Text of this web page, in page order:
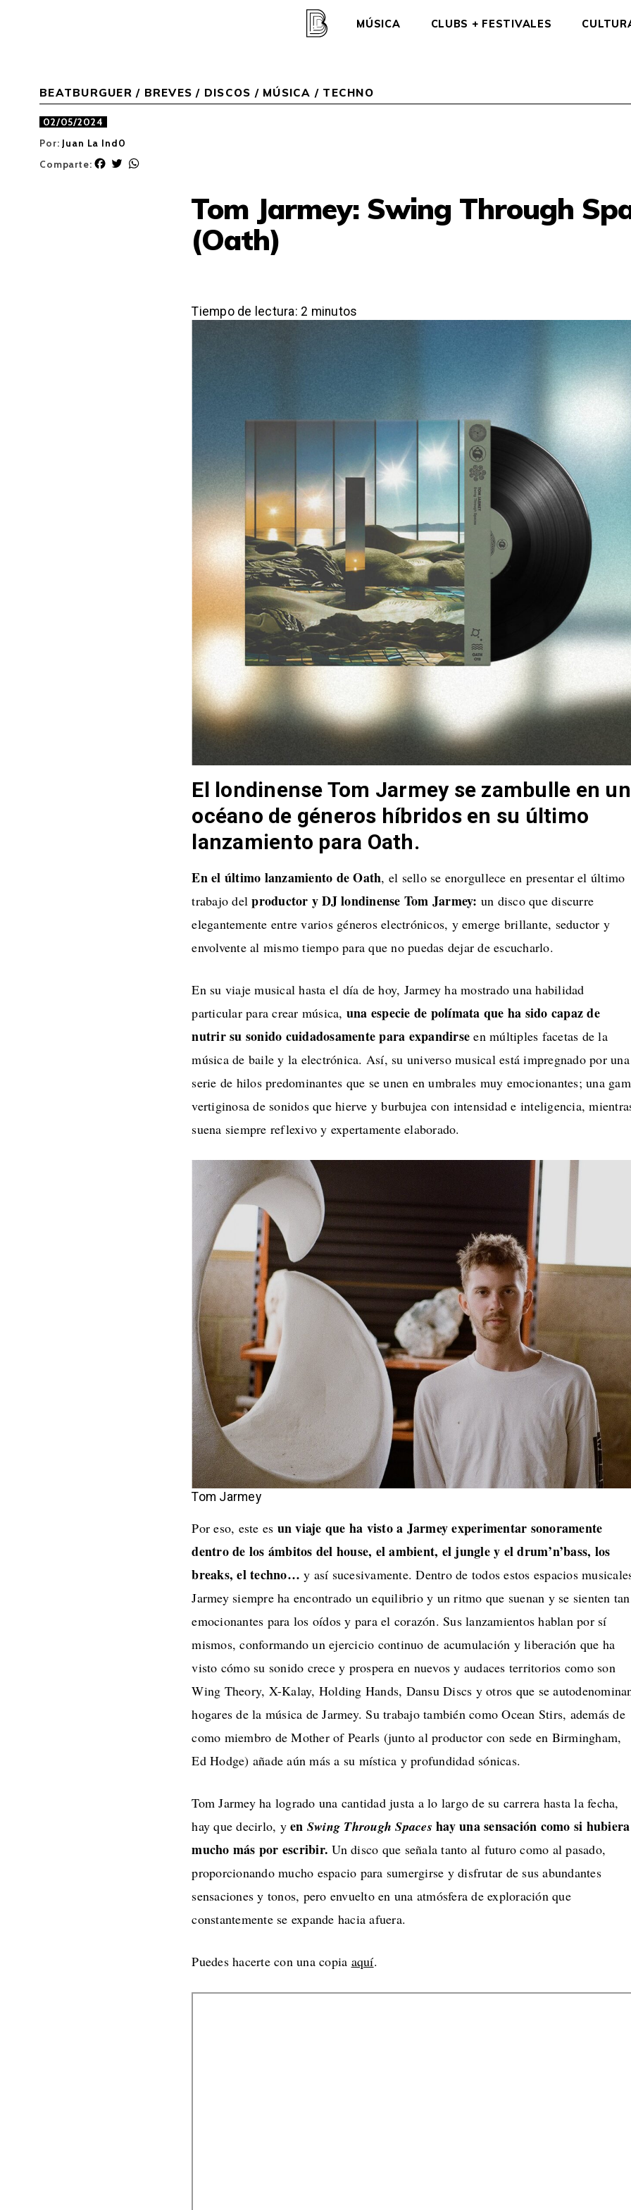
MÚSICA CLUBS + FESTIVALES
BEATBURGUER / BREVES / DISCOS / MÚSICA / TECHNO
02/05/2024
Por: Juan La Ind0
Comparte:
F
T
Tom Jarmey: Swing Through
(Oath)
Tiempo de lectura: 2 minutos
El londinense Tom Jarmey se zambulle en un
océano de géneros híbridos en su último
lanzamiento para Oath.
En el último lanzamiento de Oath, el sello se enorgullece en presentar el último
trabajo delproductor y DJ londinense Tom Jarmey: un disco que discurre
elegantemente entre varios géneros electrónicos, y emerge brillante, seductor y
envolvente al mismo tiempo para que no puedas dejar de escucharlo.
En su viaje musical hasta el día de hoy, Jarmey ha mostrado una habilidad
particular para crear música, una especie de polímata que ha sido capaz de
nutrir su sonido cuidadosamente para expandirse en múltiples facetas de la
música de baile y la electrónica. Así, su universo musical está impregnado por una
serie de hilos predominantes que se unen en umbrales muy emocionantes; una
vertiginosa de sonidos que hierve y burbujea con intensidad e inteligencia,
suena siempre reflexivo y expertamente elaborado.
Tom Jarmey
Por eso, este es un viaje que ha visto a Jarmey experimentar sonoramente
dentro de los ámbitos del house, el ambient, el jungle y el drum’n’bass, los
breaks, el techno… y así sucesivamente. Dentro de todos estos espacios
Jarmey siempre ha encontrado un equilibrio y un ritmo que suenan y se sienten tan
emocionantes para los oídos y para el corazón. Sus lanzamientos hablan por sí
mismos, conformando un ejercicio continuo de acumulación y liberación que ha
visto cómo su sonido crece y prospera en nuevos y audaces territorios como son
Wing Theory, X-Kalay, Holding Hands, Dansu Discs y otros que se
hogares de la música de Jarmey. Su trabajo también como Ocean Stirs, además de
como miembro de Mother of Pearls (junto al productor con sede en Birmingham,
Ed Hodge) añade aún más a su mística y profundidad sónicas.
Tom Jarmey ha logrado una cantidad justa a lo largo de su carrera hasta la fecha,
hay que decirlo, yen Swing Through Spaces hay una sensación como si hubiera
mucho más por escribir. Un disco que señala tanto al futuro como al pasado,
proporcionando mucho espacio para sumergirse y disfrutar de sus abundantes
sensaciones y tonos, pero envuelto en una atmósfera de exploración que
constantemente se expande hacia afuera.
Puedes hacerte con una copia aquí.